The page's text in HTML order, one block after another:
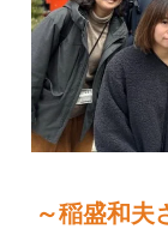
～稲盛和夫